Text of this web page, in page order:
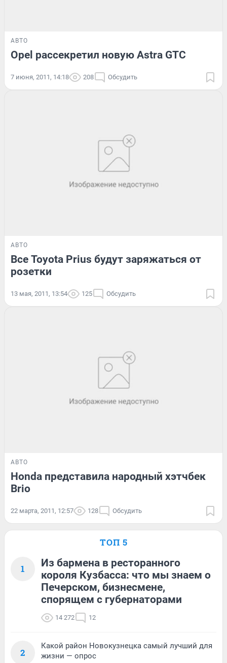
АВТО
Opel рассекретил новую Astra GTC
7 июня, 2011, 14:18 208 Обсудить
АВТО
Все Toyota Prius будут заряжаться от
розетки
13 мая, 2011, 13:54 125 Обсудить
АВТО
Honda представила народный хэтчбек
Brio
22 марта, 2011, 12:57 128 Обсудить
ТОП 5
1
Из бармена в ресторанного
короля Кузбасса: что мы знаем о
Печерском, бизнесмене,
спорящем с губернаторами
14 272 12
2
Какой район Новокузнецка самый лучший для
жизни — опрос